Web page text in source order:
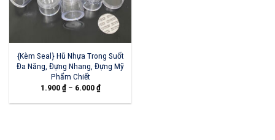
{Kèm Seal} Hũ Nhựa Trong Suốt
Đa Năng, Đựng Nhang, Đựng Mỹ
Phẩm Chiết
1.900₫– 6.000₫